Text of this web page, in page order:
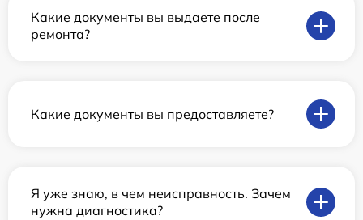
Какие документы вы выдаете после
ремонта?
Какие документы вы предоставляете?
Я уже знаю, в чем неисправность. Зачем
нужна диагностика?